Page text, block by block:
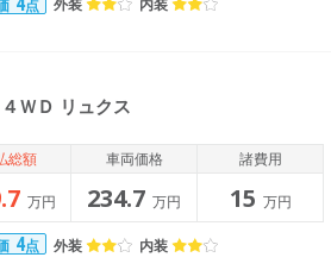
点 外装 内装
ＷＤ リュクス
総額
万円
車両価格
234.7 万円
諸費用
15 万円
4点 外装 内装